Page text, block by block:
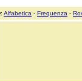
: Alfabetica - Frequenza -